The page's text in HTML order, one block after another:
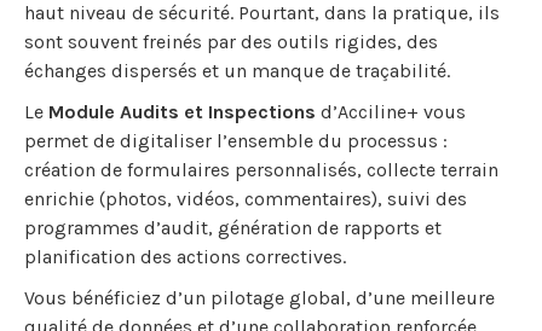
haut niveau de sécurité. Pourtant, dans la pratique, ils
sont souvent freinés par des outils rigides, des
échanges dispersés et un manque de traçabilité.
Le Module Audits et Inspections d’Acciline+ vous
permet de digitaliser l’ensemble du processus :
création de formulaires personnalisés, collecte terrain
enrichie (photos, vidéos, commentaires), suivi des
programmes d’audit, génération de rapports et
planification des actions correctives.
Vous bénéficiez d’un pilotage global, d’une meilleure